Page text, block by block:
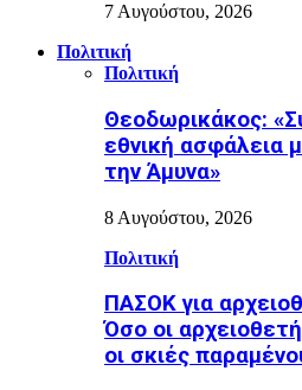
7 Αυγούστου, 2026
Πολιτική
Πολιτική
Θεοδωρικάκος:
εθνική ασφάλεια
την Άμυνα»
8 Αυγούστου, 2026
Πολιτική
ΠΑΣΟΚ για
Όσο οι
οι σκιές